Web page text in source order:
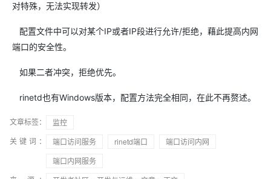
对特殊，无法实现转发）
配置文件中可以对某个IP或者IP段进行允许/拒绝，藉此提高内网
端口的安全性。
如果二者冲突，拒绝优先。
rinetd也有Windows版本，配置方法完全相同，在此不再赘述。
文章标签：
监控
关键词：
端口访问服务 rinetd端口
端口访问内网
端口内网服务